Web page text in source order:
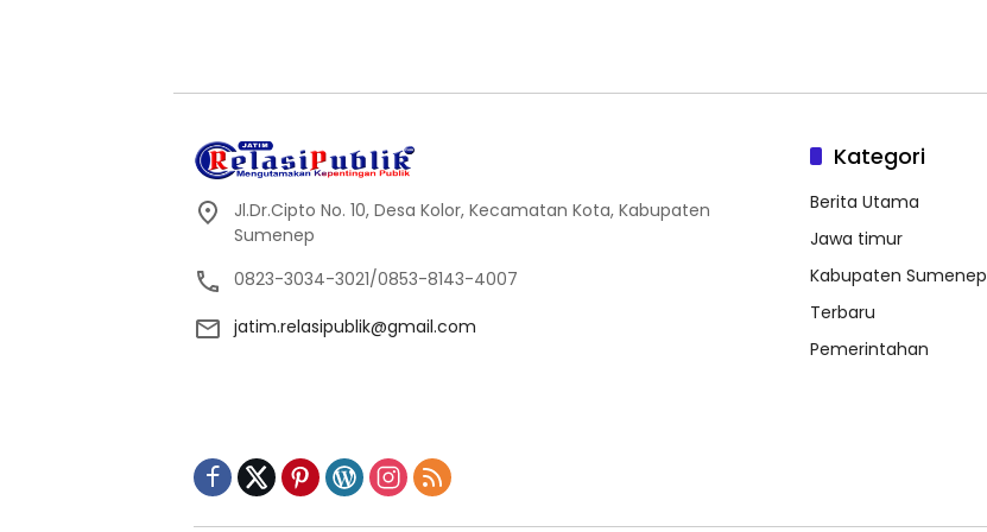
Jl.Dr.Cipto No. 10, Desa Kolor, Kecamatan Kota, Kabupaten
Sumenep
0823-3034-3021/0853-8143-4007
jatim.relasipublik@gmail.com
Kategori
Berita Utama
Jawa timur
Kabupaten Sumenep
Terbaru
Pemerintahan